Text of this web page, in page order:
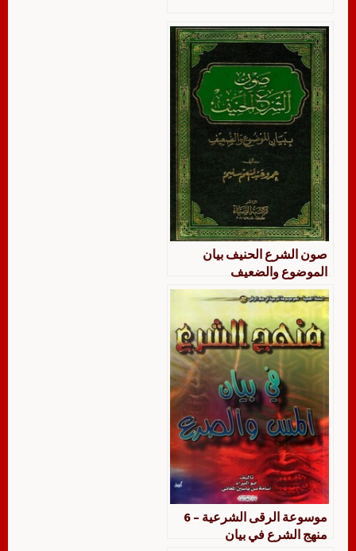
صون الشرع الحنيف بيان
الموضوع والضعيف
موسوعة الرقى الشرعية – 6
منهج الشرع في بيان